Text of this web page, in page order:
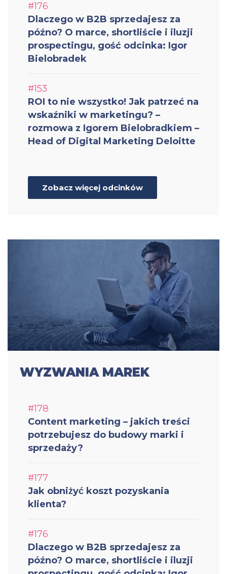
#176
Dlaczego w B2B sprzedajesz za
późno? O marce, shortliście i iluzji
prospectingu, gość odcinka: Igor
Bielobradek
#153
ROI to nie wszystko! Jak patrzeć na
wskaźniki w marketingu? –
rozmowa z Igorem Bielobradkiem –
Head of Digital Marketing Deloitte
Zobacz więcej odcinków
WYZWANIA MAREK
#178
Content marketing – jakich treści
potrzebujesz do budowy marki i
sprzedaży?
#177
Jak obniżyć koszt pozyskania
klienta?
#176
Dlaczego w B2B sprzedajesz za
późno? O marce, shortliście i iluzji